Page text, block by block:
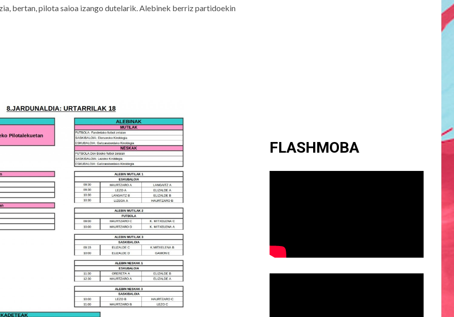
bertan, pilota saioa izango dutelarik. Alebinek berriz partidoekin
FLASHMOBA